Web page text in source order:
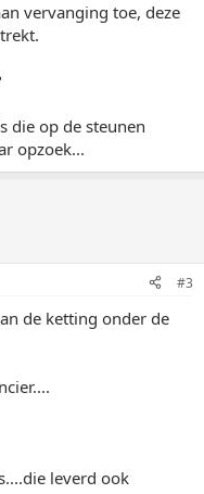
vervanging toe, deze
die op de steunen
opzoek...
#3
de ketting onder de
leverd ook